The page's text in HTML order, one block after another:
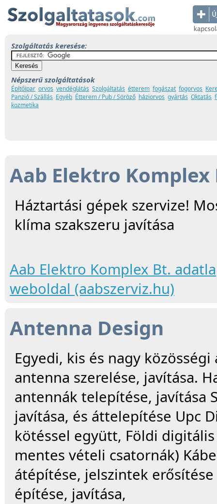
Szolgáltatás keresése:
Népszerű szolgáltatások
Építőipar orvos vendéglátás Szolgáltatás étterem fogászat fogorvos
Panzió / Szállás Egyéb Étterem / Pub / Söröző háziorvos gyártás Oktatás
kozmetika
Aab Elektro Komplex
Háztartási gépek szervize!
klíma szakszeru javítása
Aab Elektro Komplex Bt.
weboldal (aabszerviz.hu)
Antenna Design
Egyedi, kis és nagy
antenna szerelése, javítása.
antennák telepítése, javítása
javítása, és áttelepítése Upc
kötéssel együtt, Földi
mentes vételi csatornák)
átépítése, jelszintek
építése, javítása,